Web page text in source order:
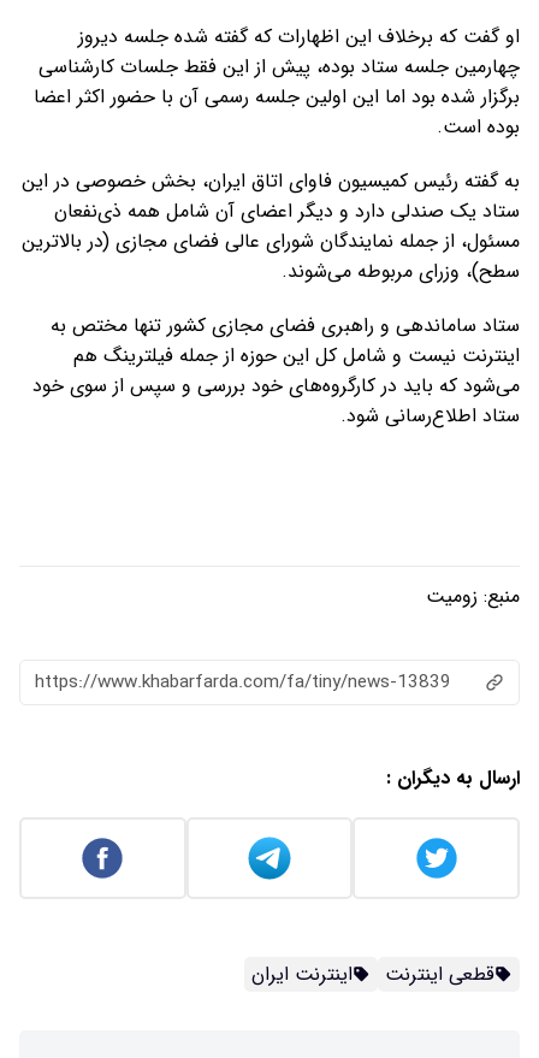
او گفت که برخلاف این اظهارات که گفته شده جلسه دیروز
چهارمین جلسه ستاد بوده، پیش از این فقط جلسات کارشناسی
برگزار شده بود اما این اولین جلسه رسمی آن با حضور اکثر اعضا
بوده است.
به گفته رئیس کمیسیون فاوای اتاق ایران، بخش خصوصی در این
ستاد یک صندلی دارد و دیگر اعضای آن شامل همه ذی‌نفعان
مسئول، از جمله نمایندگان شورای عالی فضای مجازی (در بالاترین
سطح)، وزرای مربوطه می‌شوند.
ستاد ساماندهی و راهبری فضای مجازی کشور تنها مختص به
اینترنت نیست و شامل کل این حوزه از جمله فیلترینگ هم
می‌شود که باید در کارگروه‌های خود بررسی و سپس از سوی خود
ستاد اطلاع‌رسانی شود.
منبع: زومیت
https://www.khabarfarda.com/fa/tiny/news-13839
ارسال به دیگران :
قطعی اینترنت اینترنت ایران